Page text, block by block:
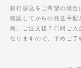
銀行振込をご希望の場合
確認してからの発送手配
尚、ご注文後７日間ご入
なりますので、予めご了